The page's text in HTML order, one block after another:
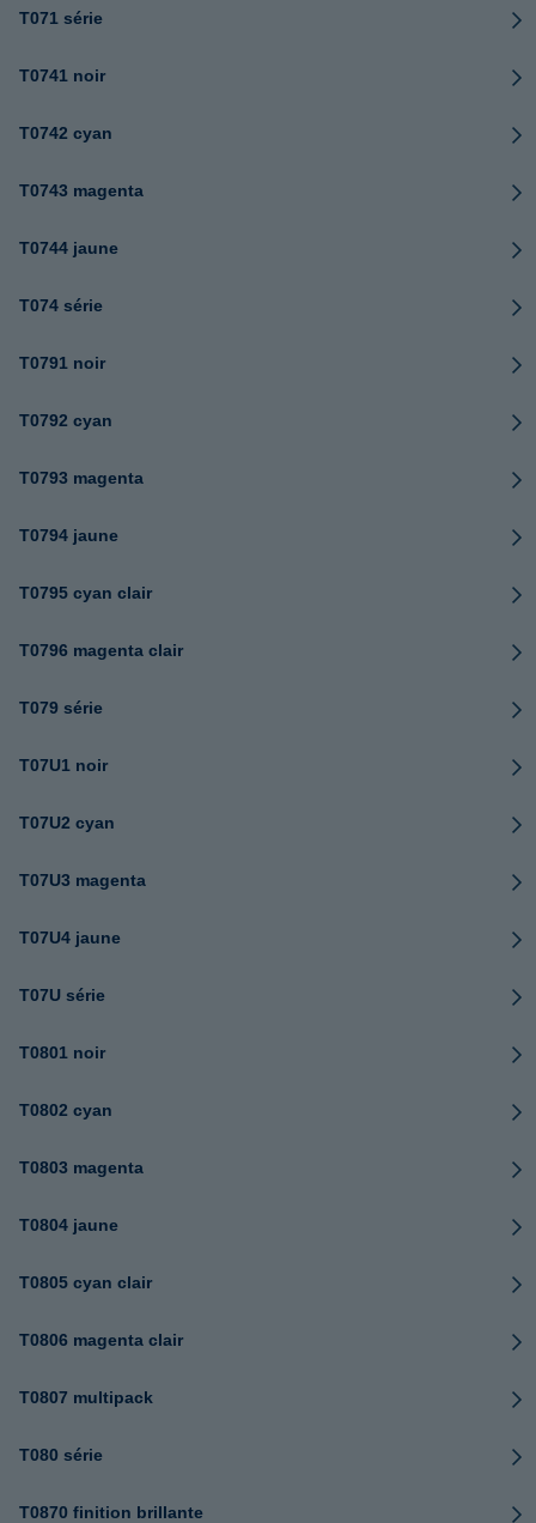
T071 série
T0741 noir
T0742 cyan
T0743 magenta
T0744 jaune
T074 série
T0791 noir
T0792 cyan
T0793 magenta
T0794 jaune
T0795 cyan clair
T0796 magenta clair
T079 série
T07U1 noir
T07U2 cyan
T07U3 magenta
T07U4 jaune
T07U série
T0801 noir
T0802 cyan
T0803 magenta
T0804 jaune
T0805 cyan clair
T0806 magenta clair
T0807 multipack
T080 série
T0870 finition brillante